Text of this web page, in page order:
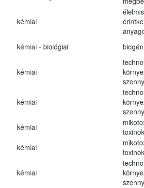
kémiai
kémiai - biológiai
kémiai
kémiai
kémiai
toxinok
kémiai
toxinok
kémiai